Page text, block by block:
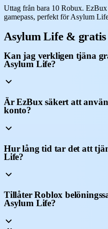
Uttag från bara 10 Robux.
gamepass, perfekt för Asylum
Asylum Life & gratis
Kan jag verkligen tjäna
Asylum Life?
Är EzBux säkert att
konto?
Hur lång tid tar det att
Life?
Tillåter Roblox
Asylum Life?